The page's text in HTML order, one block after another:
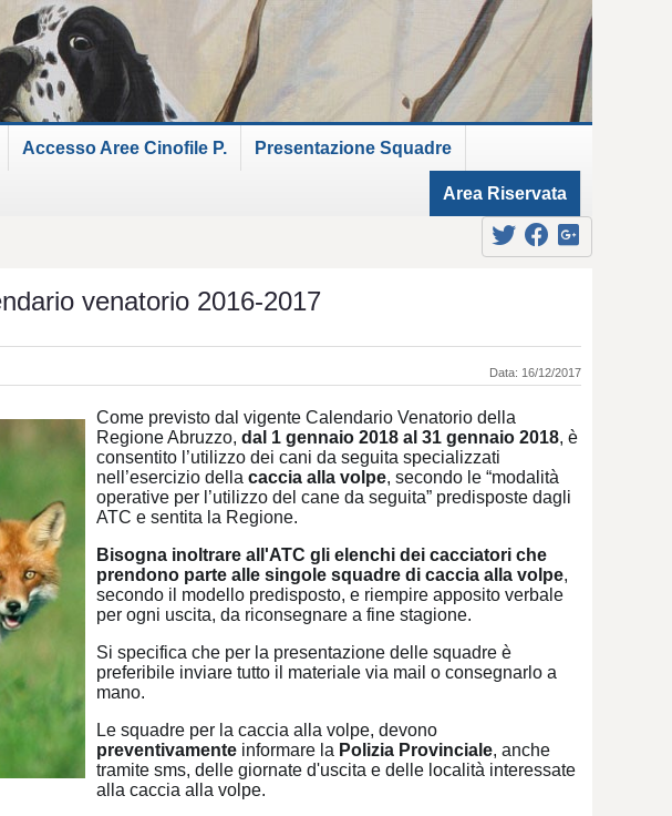
Accesso Aree Cinofile P. Presentazione Squadre
Area Riservata
venatorio 2016-2017
Data: 16/12/2017
Come previsto dal vigente Calendario Venatorio della
Regione Abruzzo, dal 1 gennaio 2018 al 31 gennaio 2018, è
consentito l’utilizzo dei cani da seguita specializzati
nell’esercizio della caccia alla volpe, secondo le “modalità
operative per l’utilizzo del cane da seguita” predisposte dagli
ATC e sentita la Regione.
Bisogna inoltrare all'ATC gli elenchi dei cacciatori che
prendono parte alle singole squadre di caccia alla volpe,
secondo il modello predisposto, e riempire apposito verbale
per ogni uscita, da riconsegnare a fine stagione.
Si specifica che per la presentazione delle squadre è
preferibile inviare tutto il materiale via mail o consegnarlo a
mano.
Le squadre per la caccia alla volpe, devono
preventivamente informare la Polizia Provinciale, anche
tramite sms, delle giornate d'uscita e delle località interessate
alla caccia alla volpe.